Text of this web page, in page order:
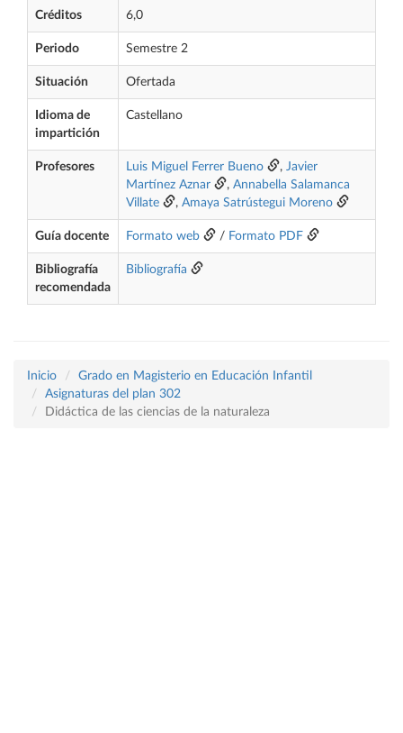
Créditos 6,0
Periodo Semestre 2
Situación Ofertada
Idioma de
impartición
Castellano
Profesores Luis Miguel Ferrer Bueno , Javier
Martínez Aznar
, Annabella Salamanca
Villate
, Amaya Satrústegui Moreno
Guía docente Formato web / Formato PDF
Bibliografía
recomendada
Bibliografía
Inicio
Grado en Magisterio en Educación Infantil
Asignaturas del plan 302
Didáctica de las ciencias de la naturaleza